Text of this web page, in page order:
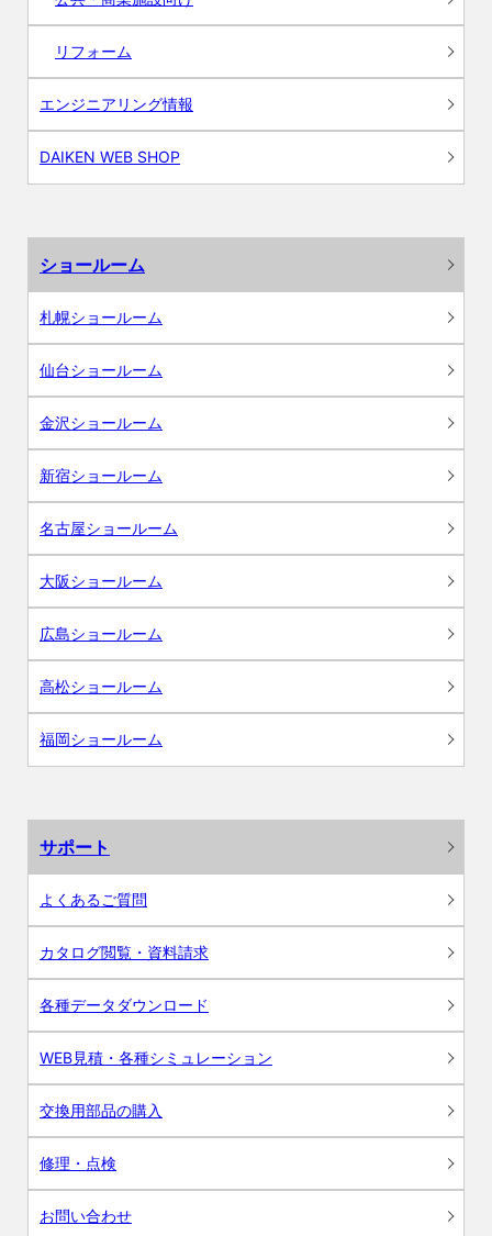
リフォーム
エンジニアリング情報
DAIKEN WEB SHOP
ショールーム
札幌ショールーム
仙台ショールーム
金沢ショールーム
新宿ショールーム
名古屋ショールーム
大阪ショールーム
広島ショールーム
高松ショールーム
福岡ショールーム
サポート
よくあるご質問
カタログ閲覧・資料請求
各種データダウンロード
WEB見積・各種シミュレーション
交換用部品の購入
修理・点検
お問い合わせ